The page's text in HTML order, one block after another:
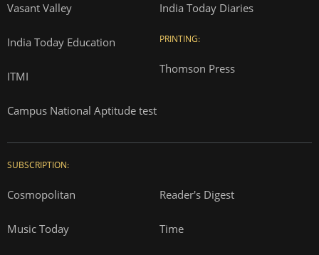
Vasant Valley
India Today Education
ITMI
Campus National Aptitude test
India Today Diaries
PRINTING:
Thomson Press
SUBSCRIPTION:
Cosmopolitan Reader's Digest
Music Today Time